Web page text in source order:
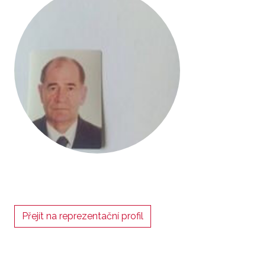
Přejít na reprezentační profil